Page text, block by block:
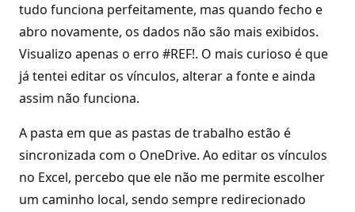
tudo funciona perfeitamente, mas quando fecho e
abro novamente, os dados não são mais exibidos.
Visualizo apenas o erro #REF!. O mais curioso é que
já tentei editar os vínculos, alterar a fonte e ainda
assim não funciona.
A pasta em que as pastas de trabalho estão é
sincronizada com o OneDrive. Ao editar os vínculos
no Excel, percebo que ele não me permite escolher
um caminho local, sendo sempre redirecionado